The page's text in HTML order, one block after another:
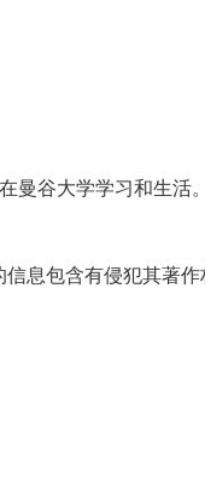
曼谷大学学习和生活
息包含有侵犯其著